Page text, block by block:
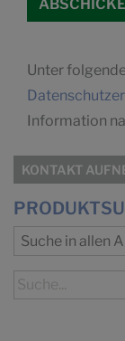
Unter
Information
KONTAKT